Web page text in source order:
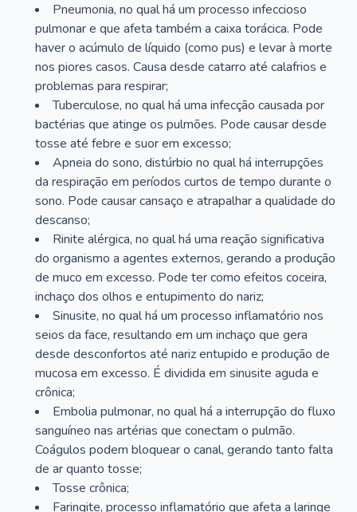
Pneumonia, no qual há um processo infeccioso
pulmonar e que afeta também a caixa torácica. Pode
haver o acúmulo de líquido (como pus) e levar à morte
nos piores casos. Causa desde catarro até calafrios e
problemas para respirar;
Tuberculose, no qual há uma infecção causada por
bactérias que atinge os pulmões. Pode causar desde
tosse até febre e suor em excesso;
Apneia do sono, distúrbio no qual há interrupções
da respiração em períodos curtos de tempo durante o
sono. Pode causar cansaço e atrapalhar a qualidade do
descanso;
Rinite alérgica, no qual há uma reação significativa
do organismo a agentes externos, gerando a produção
de muco em excesso. Pode ter como efeitos coceira,
inchaço dos olhos e entupimento do nariz;
Sinusite, no qual há um processo inflamatório nos
seios da face, resultando em um inchaço que gera
desde desconfortos até nariz entupido e produção de
mucosa em excesso. É dividida em sinusite aguda e
crônica;
Embolia pulmonar, no qual há a interrupção do fluxo
sanguíneo nas artérias que conectam o pulmão.
Coágulos podem bloquear o canal, gerando tanto falta
de ar quanto tosse;
Tosse crônica;
Faringite, processo inflamatório que afeta a laringe